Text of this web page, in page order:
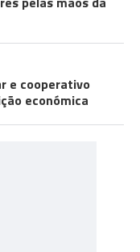
e cooperativo
económica